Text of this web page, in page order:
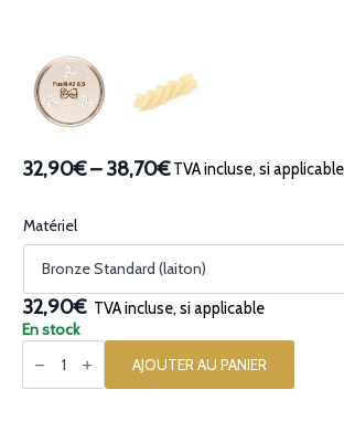
32,90€–38,70€
Plage
prix :
32,90€
38,70€
TVA incluse, si applicable
Matériel
32,90€ TVA incluse, si applicable
En stock
quantité
de
en
AJOUTER AU PANIER